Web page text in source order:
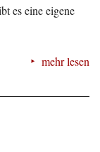
es eine eigene
mehr lesen